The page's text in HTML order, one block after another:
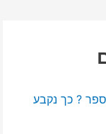
? כך נקבע